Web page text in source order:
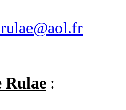
Rulae :